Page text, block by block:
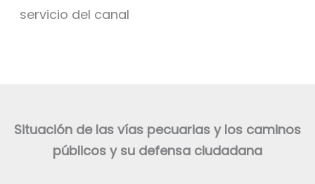
servicio del canal
Situación de las vías pecuarias y los caminos
públicos y su defensa ciudadana